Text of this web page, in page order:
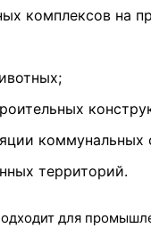
комплексов на
коммунальных
территорий.
для